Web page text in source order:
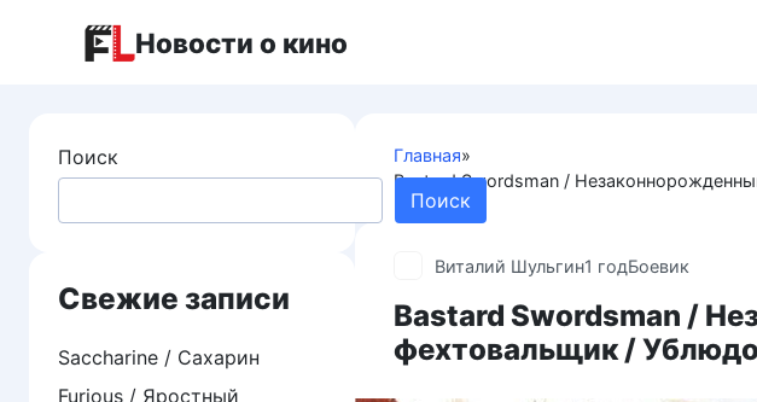
Новости о кино
Главная»
Bastard Swordsman /
Виталий Шульгин1 годБоевик
Bastard Swordsman /
фехтовальщик /
Поиск
Поиск
Свежие записи
Saccharine / Сахарин
Furious / Яростный